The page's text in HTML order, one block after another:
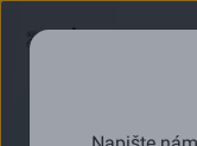
Zonky Rentiér